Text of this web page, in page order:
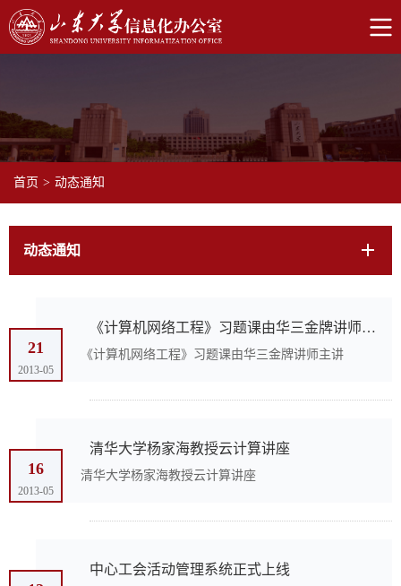
首页 > 动态通知
动态通知
21
2013-05
《计算机网络工程》习题课由华三金牌讲师主讲
《计算机网络工程》习题课由华三金牌讲师主讲
16
2013-05
清华大学杨家海教授云计算讲座
清华大学杨家海教授云计算讲座
中心工会活动管理系统正式上线